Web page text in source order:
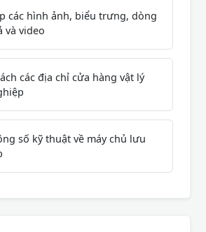
các hình ảnh, biểu trưng, dòng
và video
các địa chỉ cửa hàng vật lý
số kỹ thuật về máy chủ lưu